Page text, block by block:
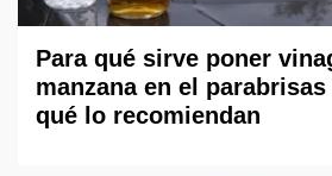
Para qué sirve poner
manzana en el
qué lo recomiendan